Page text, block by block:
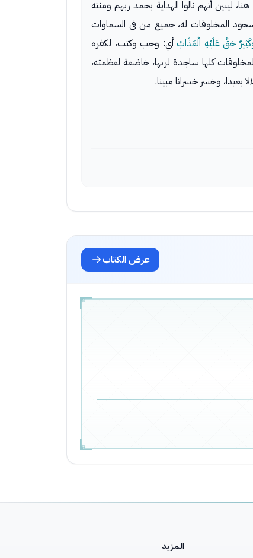
هنا، ليبين أنهم نالوا الهداية بحمد ربهم ومنته
المخلوقات له، جميع من في السماوات
حَقَّ عَلَيْهِ الْعَذَابُأي: وجب وكتب، لكفره
كلها ساجدة لربها، خاضعة لعظمته،
وخسر خسرانا مبينا.
عرض الكتاب
المزيد